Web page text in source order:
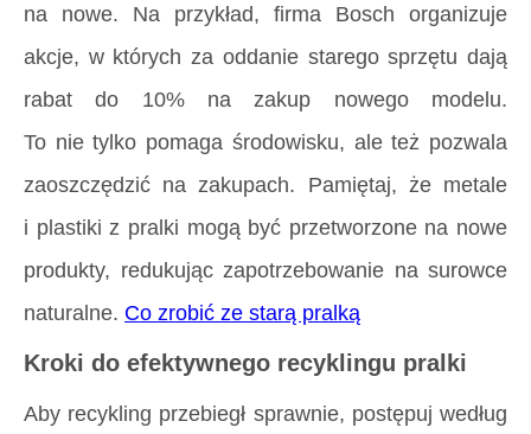
na nowe. Na przykład, firma Bosch organizuje
akcje, w których za oddanie starego sprzętu dają
rabat do 10% na zakup nowego modelu.
To nie tylko pomaga środowisku, ale też pozwala
zaoszczędzić na zakupach. Pamiętaj, że metale
i plastiki z pralki mogą być przetworzone na nowe
produkty, redukując zapotrzebowanie na surowce
naturalne. Co zrobić ze starą pralką
Kroki do efektywnego recyklingu pralki
Aby recykling przebiegł sprawnie, postępuj według